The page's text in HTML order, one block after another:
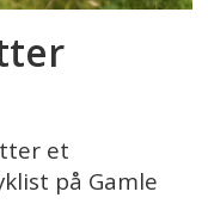
et
på Gamle